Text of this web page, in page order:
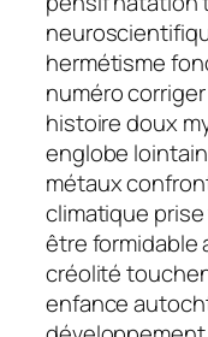
hermétisme
numéro
histoire doux
englobe
métaux
climatique
être formidable
créolité
enfance